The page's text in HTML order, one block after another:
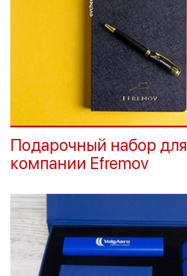
Подарочный набор для
компании Efremov